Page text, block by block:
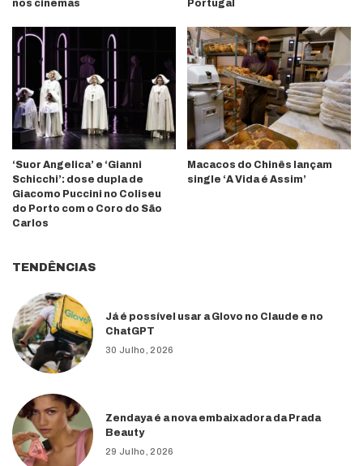
nos cinemas
Portugal
‘Suor Angelica’ e ‘Gianni
Schicchi’: dose dupla de
Giacomo Puccini no Coliseu
do Porto com o Coro do São
Carlos
Macacos do Chinês lançam
single ‘A Vida é Assim’
TENDÊNCIAS
Já é possível usar a Glovo no Claude e no
ChatGPT
30 Julho, 2026
Zendaya é a nova embaixadora da Prada
Beauty
29 Julho, 2026